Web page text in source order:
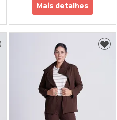
Mais detalhes